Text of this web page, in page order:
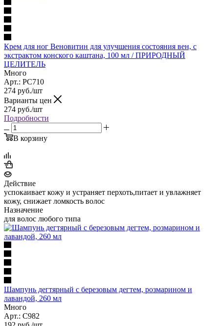
Крем для ног Веновитин для улучшения состояния вен, с
экстрактом конского каштана, 100 мл / ПРИРОДНЫЙ
ЦЕЛИТЕЛЬ
Много
Арт.: PC710
274 руб./шт
Варианты цен
274 руб./шт
Подробности
В корзину
Действие
успокаивает кожу и устраняет перхоть,питает и увлажняет
кожу, снижает ломкость волос
Назначение
для волос любого типа
Шампунь дегтярный с березовым дегтем, розмарином и
лавандой, 260 мл
Много
Арт.: C982